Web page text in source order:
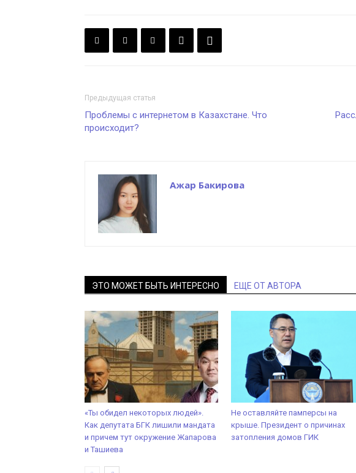
Предыдущая статья
Проблемы с интернетом в Казахстане. Что
происходит?
Ажар Бакирова
ЭТО МОЖЕТ БЫТЬ ИНТЕРЕСНО ЕЩЕ ОТ АВТОРА
«Ты обидел некоторых людей».
Как депутата БГК лишили мандата
и причем тут окружение Жапарова
и Ташиева
Не оставляйте памперсы на
крыше. Президент о причинах
затопления домов ГИК